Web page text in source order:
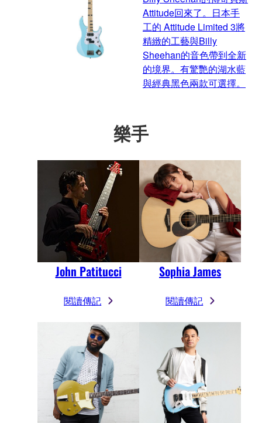
Attitude回來了。日本手
工的 Attitude Limited 3將
精緻的工藝與Billy
Sheehan的音色帶到全新
的境界。有驚艷的湖水藍
與經典黑色兩款可選擇。
樂手
John Patitucci
閱讀傳記
Sophia James
閱讀傳記